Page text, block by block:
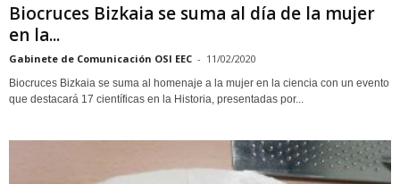
Biocruces Bizkaia se suma al día de la mujer
en la...
Gabinete de Comunicación OSI EEC - 11/02/2020
Biocruces Bizkaia se suma al homenaje a la mujer en la ciencia con un evento
que destacará 17 científicas en la Historia, presentadas por...